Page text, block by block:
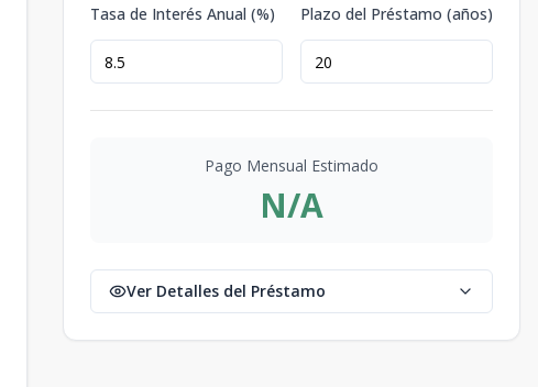
Tasa de Interés Anual (%) Plazo del Préstamo (años)
Pago Mensual Estimado
N/A
Ver Detalles del Préstamo